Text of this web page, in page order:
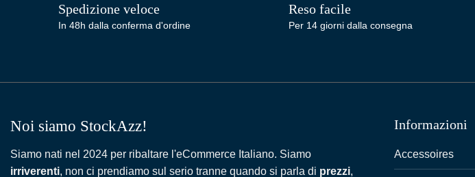
Spedizione veloce
In 48h dalla conferma d'ordine
Reso facile
Per 14 giorni dalla consegna
Noi siamo StockAzz!
Siamo nati nel 2024 per ribaltare l'eCommerce Italiano. Siamo
irriverenti, non ci prendiamo sul serio tranne quando si parla di prezzi,
Informazioni
Accessoires